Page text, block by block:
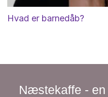
Hvad er barnedåb?
Næstekaffe -